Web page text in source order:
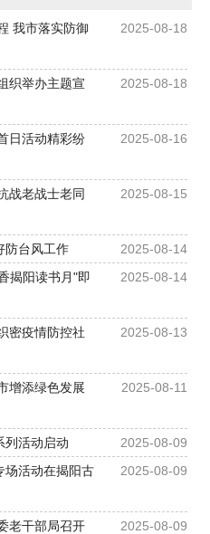
2025-08-18
我市落实防御
2025-08-18
织举办主题宣
2025-08-16
日活动精彩纷
2025-08-15
战老战士老同
2025-08-14
防台风工作
2025-08-14
揭阳读书月"即
2025-08-13
密疫情防控社
2025-08-11
增添绿色发展
2025-08-09
列活动启动
2025-08-09
场活动在揭阳古
2025-08-09
老干部局召开